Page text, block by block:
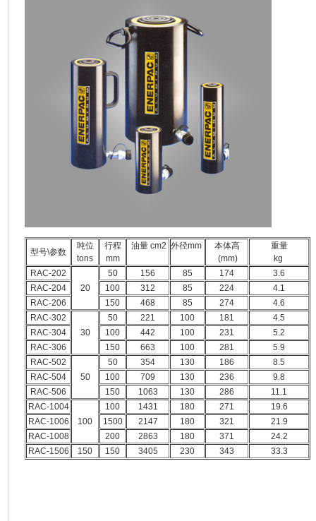
型号\参数
吨位
tons
行程
mm
油量 cm2 外径mm
本体高
(mm)
重量
kg
RAC-202
20
50 156 85 174
3.6
RAC-204
100 312 85 224
4.1
RAC-206
150 468 85 274
4.6
RAC-302
30
50 221 100 181
4.5
RAC-304
100 442 100 231
5.2
RAC-306
150 663 100 281
5.9
RAC-502
50
50 354 130 186
8.5
RAC-504
100 709 130 236
9.8
RAC-506
150 1063 130 286
11.1
RAC-1004
100
100 1431 180 271
19.6
RAC-1006
1500 2147 180 321
21.9
RAC-1008
200 2863 180 371
24.2
RAC-1506
150 150 3405 230 343 33.3